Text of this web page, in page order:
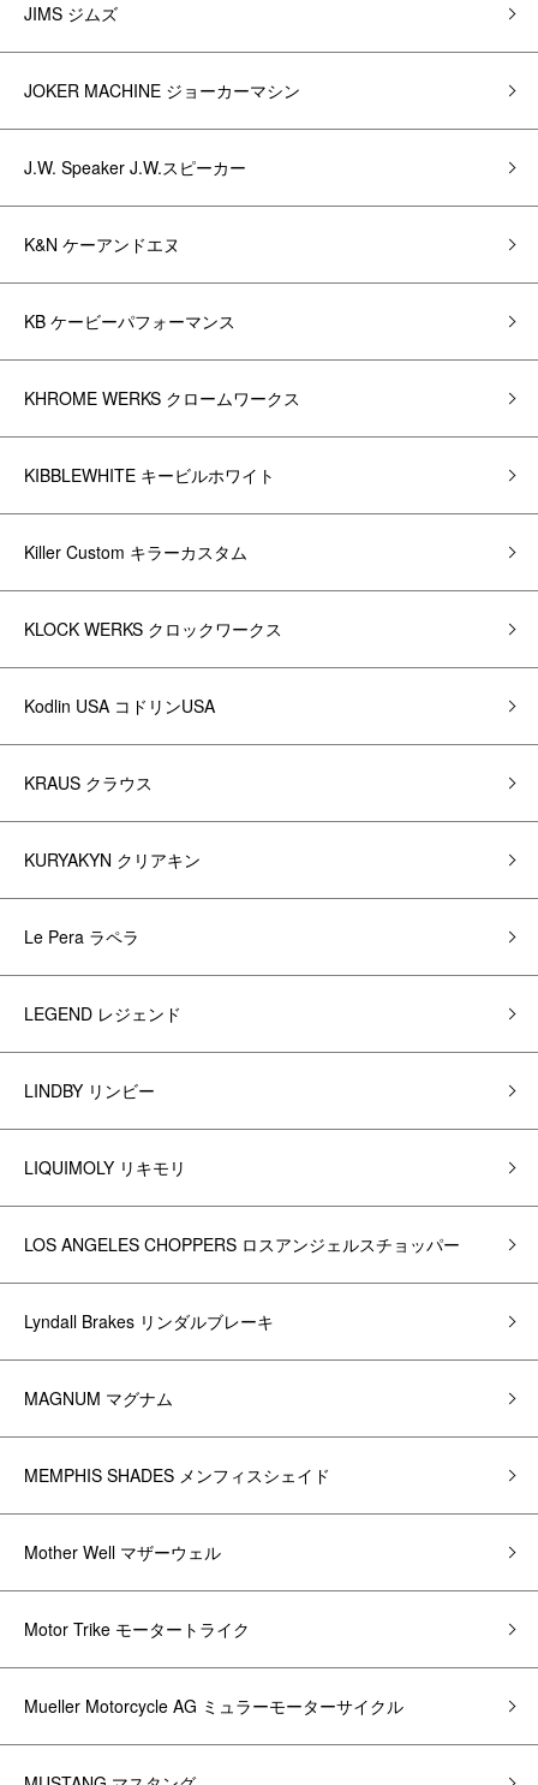
JIMS ジムズ
JOKER MACHINE ジョーカーマシン
J.W. Speaker J.W.スピーカー
K&N ケーアンドエヌ
KB ケービーパフォーマンス
KHROME WERKS クロームワークス
KIBBLEWHITE キービルホワイト
Killer Custom キラーカスタム
KLOCK WERKS クロックワークス
Kodlin USA コドリンUSA
KRAUS クラウス
KURYAKYN クリアキン
Le Pera ラペラ
LEGEND レジェンド
LINDBY リンビー
LIQUIMOLY リキモリ
LOS ANGELES CHOPPERS ロスアンジェルスチョッパー
Lyndall Brakes リンダルブレーキ
MAGNUM マグナム
MEMPHIS SHADES メンフィスシェイド
Mother Well マザーウェル
Motor Trike モータートライク
Mueller Motorcycle AG ミュラーモーターサイクル